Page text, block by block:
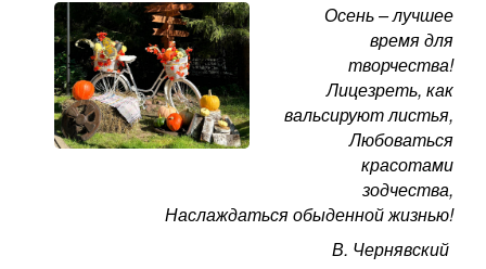
Осень – лучшее
время для
творчества!
Лицезреть, как
вальсируют листья,
Любоваться
красотами
зодчества,
Наслаждаться обыденной жизнью!
В. Чернявский